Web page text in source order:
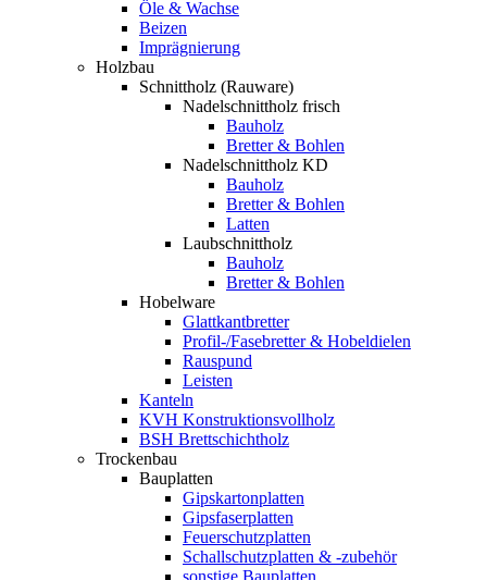
Öle & Wachse
Beizen
Imprägnierung
Holzbau
Schnittholz (Rauware)
Nadelschnittholz frisch
Bauholz
Bretter & Bohlen
Nadelschnittholz KD
Bauholz
Bretter & Bohlen
Latten
Laubschnittholz
Bauholz
Bretter & Bohlen
Hobelware
Glattkantbretter
Profil-/Fasebretter & Hobeldielen
Rauspund
Leisten
Kanteln
KVH Konstruktionsvollholz
BSH Brettschichtholz
Trockenbau
Bauplatten
Gipskartonplatten
Gipsfaserplatten
Feuerschutzplatten
Schallschutzplatten & -zubehör